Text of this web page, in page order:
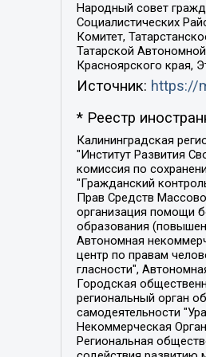
Народный совет
Социалистических
Комитет,
Татарской
Красноярского края,
Источник: https://
* Реестр
Калининградская региональная общественная организация "Экозащита!-Женсовет", Фонд содействия защите прав и свобод граждан "Общественный вердикт", Фонд "Институт Развития Свободы Информации", Частное учреждение "Информационное агентство МЕМО. РУ", Региональная общественная организация "Общественная комиссия по сохранению наследия академика Сахарова", Фонд поддержки свободы прессы, Санкт-Петербургская общественная правозащитная организация "Гражданский контроль", Межрегиональная общественная организация "Информационно-просветительский центр "Мемориал", Региональный Фонд "Центр Защиты Прав Средств Массовой Информации", с 05.12.2023 Фонд "Центр Защиты Прав Средств массовой информации", Региональная общественная благотворительная организация помощи беженцам и мигрантам "Гражданское содействие", Негосударственное образовательное учреждение дополнительного профессионального образования (повышение квалификации) специалистов "АКАДЕМИЯ ПО ПРАВАМ ЧЕЛОВЕКА", Свердловская региональная общественная организация "Сутяжник", Автономная некоммерческая организация "Центр независимых социологических исследований", Союз общественных объединений "Российский исследовательский центр по правам человека", Региональное общественное учреждение научно-информационный центр "МЕМОРИАЛ", Некоммерческая организация "Фонд защиты